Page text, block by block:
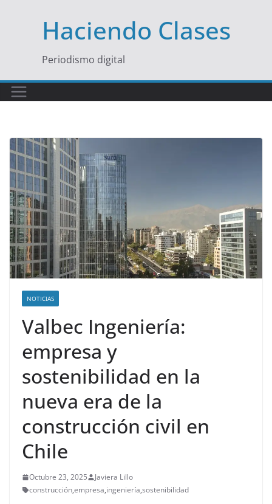
contenidoHaciendo Clases
Periodismo digital
NOTICIAS
Valbec Ingeniería:
empresa y
sostenibilidad en la
nueva era de la
construcción civil en
Chile
Octubre 23, 2025
Javiera Lillo
construcción,empresa,ingeniería,sostenibilidad